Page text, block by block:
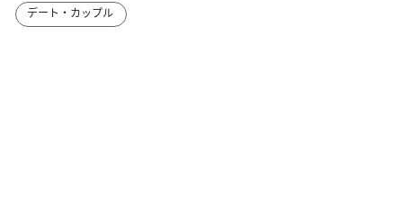
デート・カップル